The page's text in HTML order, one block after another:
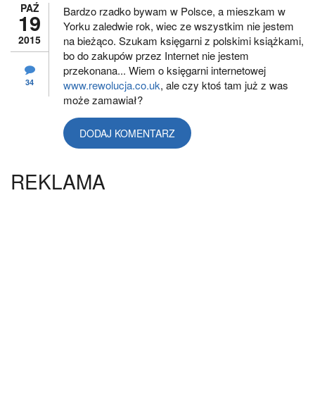
PAŹ
19
2015
34
Bardzo rzadko bywam w Polsce, a mieszkam w
Yorku zaledwie rok, wiec ze wszystkim nie jestem
na bieżąco. Szukam księgarni z polskimi książkami,
bo do zakupów przez Internet nie jestem
przekonana... Wiem o księgarni internetowej
www.rewolucja.co.uk, ale czy ktoś tam już z was
może zamawiał?
DODAJ KOMENTARZ
REKLAMA